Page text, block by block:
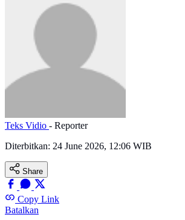
Teks Vidio - Reporter
Diterbitkan: 24 June 2026, 12:06 WIB
Share
Copy Link
Batalkan